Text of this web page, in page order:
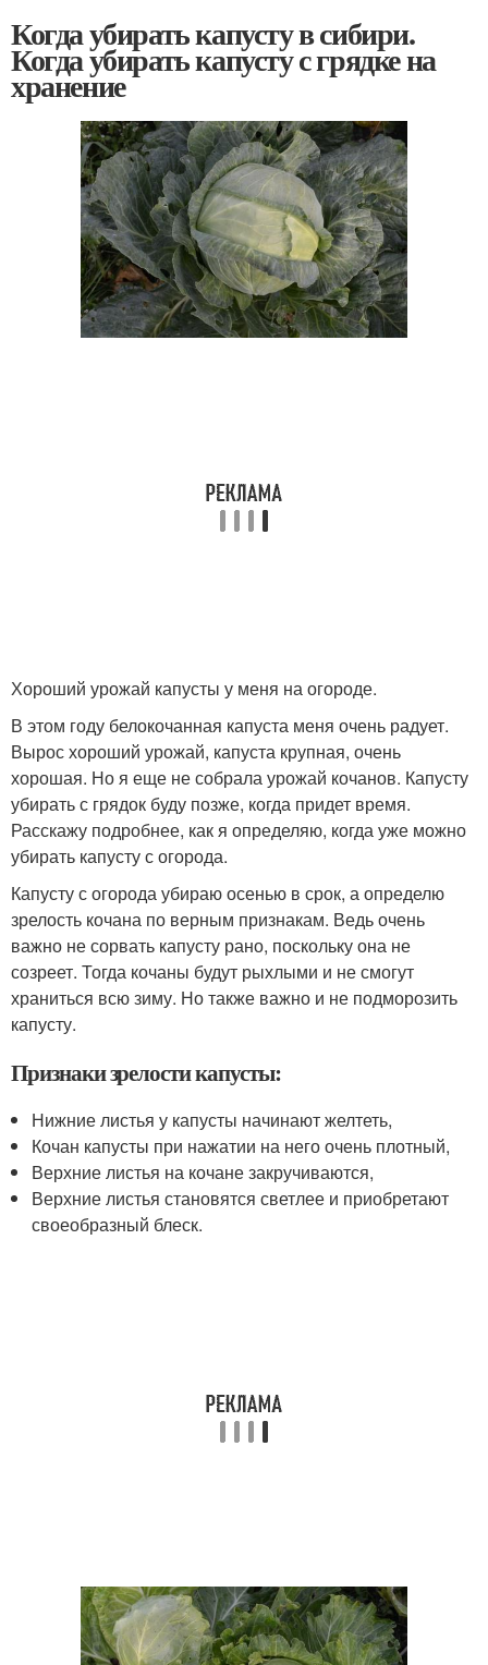
Когда убирать капусту в сибири.
Когда убирать капусту с грядке на
хранение
Хороший урожай капусты у меня на огороде.
В этом году белокочанная капуста меня очень радует.
Вырос хороший урожай, капуста крупная, очень
хорошая. Но я еще не собрала урожай кочанов. Капусту
убирать с грядок буду позже, когда придет время.
Расскажу подробнее, как я определяю, когда уже можно
убирать капусту с огорода.
Капусту с огорода убираю осенью в срок, а определю
зрелость кочана по верным признакам. Ведь очень
важно не сорвать капусту рано, поскольку она не
созреет. Тогда кочаны будут рыхлыми и не смогут
храниться всю зиму. Но также важно и не подморозить
капусту.
Признаки зрелости капусты:
Нижние листья у капусты начинают желтеть,
Кочан капусты при нажатии на него очень плотный,
Верхние листья на кочане закручиваются,
Верхние листья становятся светлее и приобретают
своеобразный блеск.